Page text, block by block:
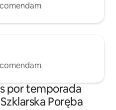
por temporada
Poręba